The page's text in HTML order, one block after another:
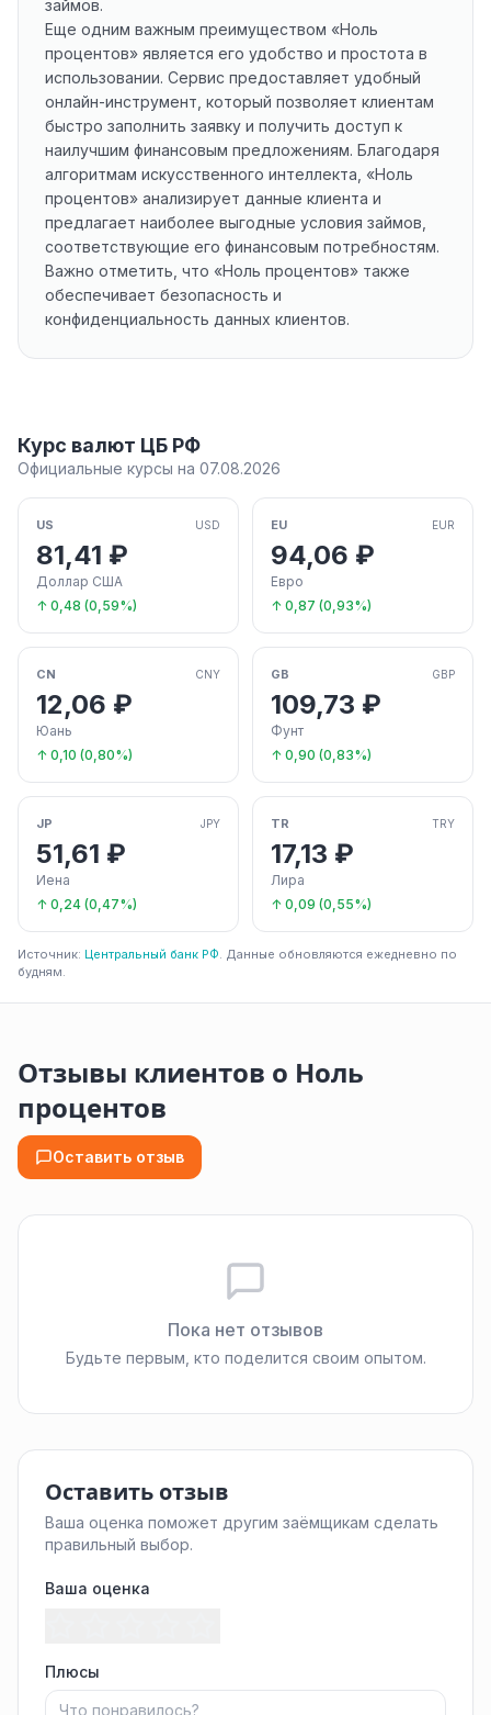
займов.
Еще одним важным преимуществом «Ноль
процентов» является его удобство и простота в
использовании. Сервис предоставляет удобный
онлайн-инструмент, который позволяет клиентам
быстро заполнить заявку и получить доступ к
наилучшим финансовым предложениям. Благодаря
алгоритмам искусственного интеллекта, «Ноль
процентов» анализирует данные клиента и
предлагает наиболее выгодные условия займов,
соответствующие его финансовым потребностям.
Важно отметить, что «Ноль процентов» также
обеспечивает безопасность и
конфиденциальность данных клиентов.
Курс валют ЦБ РФ
Официальные курсы на 07.08.2026
US USD
81,41 ₽
Доллар США
↑ 0,48 (0,59%)
EU EUR
94,06 ₽
Евро
↑ 0,87 (0,93%)
CN CNY
12,06 ₽
Юань
↑ 0,10 (0,80%)
GB GBP
109,73 ₽
Фунт
↑ 0,90 (0,83%)
JP JPY
51,61 ₽
Иена
↑ 0,24 (0,47%)
TR TRY
17,13 ₽
Лира
↑ 0,09 (0,55%)
Источник: Центральный банк РФ. Данные обновляются ежедневно по
будням.
Отзывы клиентов о Ноль
процентов
Оставить отзыв
Пока нет отзывов
Будьте первым, кто поделится своим опытом.
Оставить отзыв
Ваша оценка поможет другим заёмщикам сделать
правильный выбор.
Ваша оценка
Плюсы